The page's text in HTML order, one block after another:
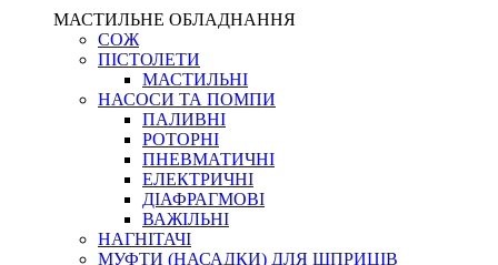
МАСТИЛЬНЕ ОБЛАДНАННЯ
СОЖ
ПІСТОЛЕТИ
МАСТИЛЬНІ
НАСОСИ ТА ПОМПИ
ПАЛИВНІ
РОТОРНІ
ПНЕВМАТИЧНІ
ЕЛЕКТРИЧНІ
ДІАФРАГМОВІ
ВАЖІЛЬНІ
НАГНІТАЧІ
МУФТИ (НАСАДКИ) ДЛЯ ШПРИЦІВ